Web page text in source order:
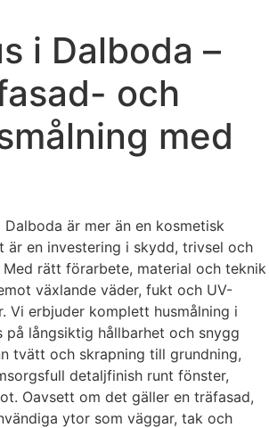
i Dalboda –
och
med
är mer än en kosmetisk
är en investering i skydd, trivsel och
rätt förarbete, material och teknik
växlande väder, fukt och UV-
Vi erbjuder komplett husmålning i
på långsiktig hållbarhet och snygg
tvätt och skrapning till grundning,
detaljfinish runt fönster,
Oavsett om det gäller en träfasad,
ytor som väggar, tak och